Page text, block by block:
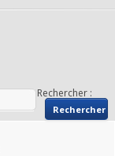
Rechercher :